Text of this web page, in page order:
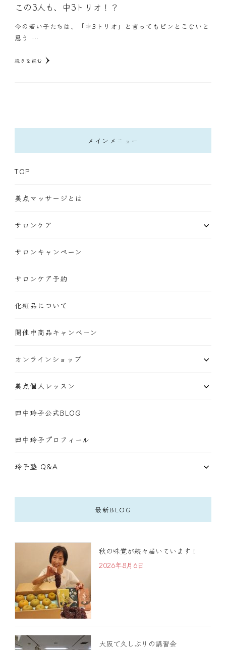
この3人も、中3トリオ！？
今の若い子たちは、「中3トリオ」と言ってもピンとこないと
思う …
続きを読む
メインメニュー
TOP
美点マッサージとは
サロンケア
サロンキャンペーン
サロンケア予約
化粧品について
開催中商品キャンペーン
オンラインショップ
美点個人レッスン
田中玲子公式BLOG
田中玲子プロフィール
玲子塾 Q&A
最新BLOG
秋の味覚が続々届いています！
2026年8月6日
大阪で久しぶりの講習会